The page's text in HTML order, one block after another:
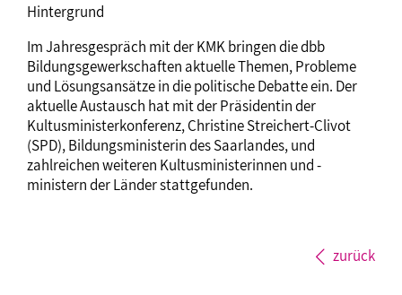
Hintergrund
Im Jahresgespräch mit der KMK bringen die dbb
Bildungsgewerkschaften aktuelle Themen, Probleme
und Lösungsansätze in die politische Debatte ein. Der
aktuelle Austausch hat mit der Präsidentin der
Kultusministerkonferenz, Christine Streichert-Clivot
(SPD), Bildungsministerin des Saarlandes, und
zahlreichen weiteren Kultusministerinnen und -
ministern der Länder stattgefunden.
zurück